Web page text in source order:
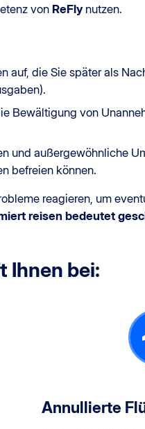
von ReFlynutzen.
auf, die Sie später als
Bewältigung von
und außergewöhnliche
befreien können.
reagieren, um
reisen bedeutet
Ihnen bei:
Annullierte